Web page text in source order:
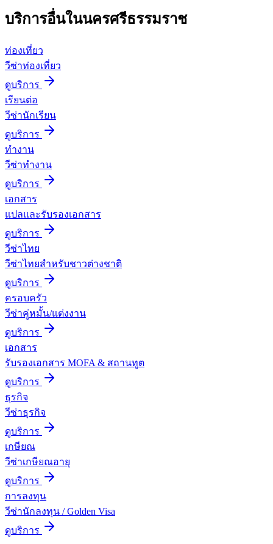
บริการอื่นในนครศรีธรรมราช
ท่องเที่ยว
วีซ่าท่องเที่ยว
ดูบริการ
เรียนต่อ
วีซ่านักเรียน
ดูบริการ
ทำงาน
วีซ่าทำงาน
ดูบริการ
เอกสาร
แปลและรับรองเอกสาร
ดูบริการ
วีซ่าไทย
วีซ่าไทยสำหรับชาวต่างชาติ
ดูบริการ
ครอบครัว
วีซ่าคู่หมั้น/แต่งงาน
ดูบริการ
เอกสาร
รับรองเอกสาร MOFA & สถานทูต
ดูบริการ
ธุรกิจ
วีซ่าธุรกิจ
ดูบริการ
เกษียณ
วีซ่าเกษียณอายุ
ดูบริการ
การลงทุน
วีซ่านักลงทุน / Golden Visa
ดูบริการ